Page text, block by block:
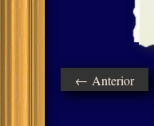
← Anterior